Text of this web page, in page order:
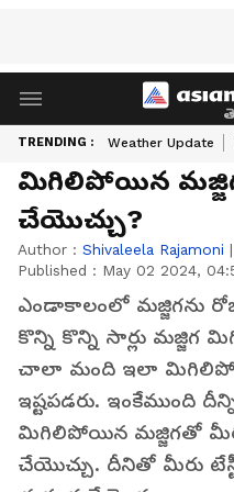
TRENDING : Weather Update
మిగిలిపోయిన
చేయొచ్చు?
Author : Shivaleela Rajamoni |
Published : May 02 2024,
ఎండాకాలంలో మజ్జిగను
కొన్ని కొన్ని సార్లు మజ్జిగ
చాలా మంది ఇలా
ఇష్టపడరు. ఇంకేముంది
మిగిలిపోయిన మజ్జిగతో
చేయొచ్చు. దీనితో మీరు